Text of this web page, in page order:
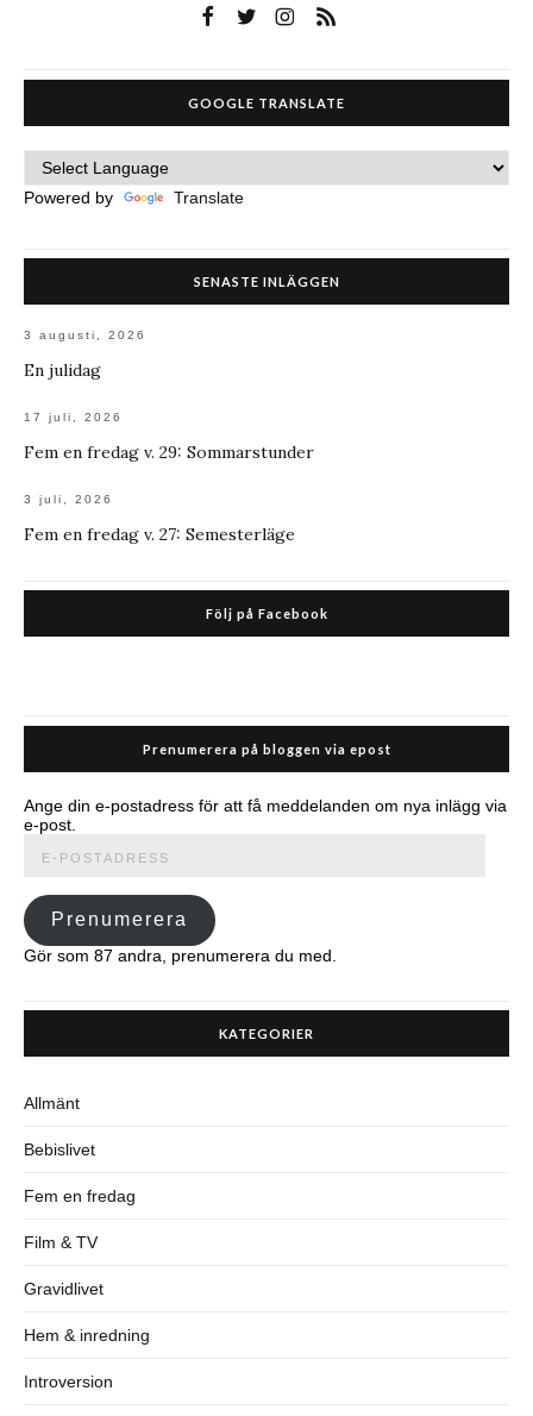
GOOGLE TRANSLATE
Powered by Translate
SENASTE INLÄGGEN
3 augusti, 2026
En julidag
17 juli, 2026
Fem en fredag v. 29: Sommarstunder
3 juli, 2026
Fem en fredag v. 27: Semesterläge
Följ på Facebook
Prenumerera på bloggen via epost
Ange din e-postadress för att få meddelanden om nya inlägg via
e-post.
postadress
Prenumerera
Gör som 87 andra, prenumerera du med.
KATEGORIER
Allmänt
Bebislivet
Fem en fredag
Film & TV
Gravidlivet
Hem & inredning
Introversion